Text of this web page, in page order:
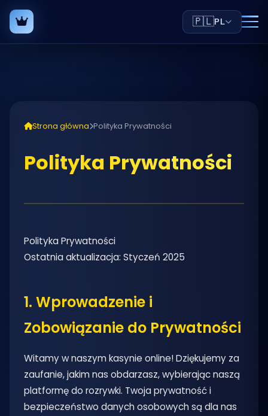
🇵🇱PL
Strona główna Polityka Prywatności
Polityka Prywatności
Polityka Prywatności
Ostatnia aktualizacja: Styczeń 2025
1. Wprowadzenie i
Zobowiązanie do Prywatności
Witamy w naszym kasynie online! Dziękujemy za
zaufanie, jakim nas obdarzasz, wybierając naszą
platformę do rozrywki. Twoja prywatność i
bezpieczeństwo danych osobowych są dla nas